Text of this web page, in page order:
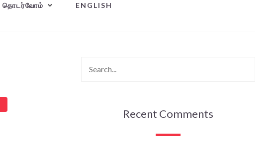
தொடர்வோம் ENGLISH
Recent Comments